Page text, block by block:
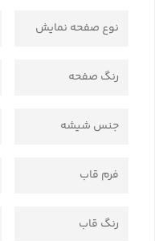
نوع صفحه نمایش
رنگ صفحه
جنس شیشه
فرم قاب
رنگ قاب